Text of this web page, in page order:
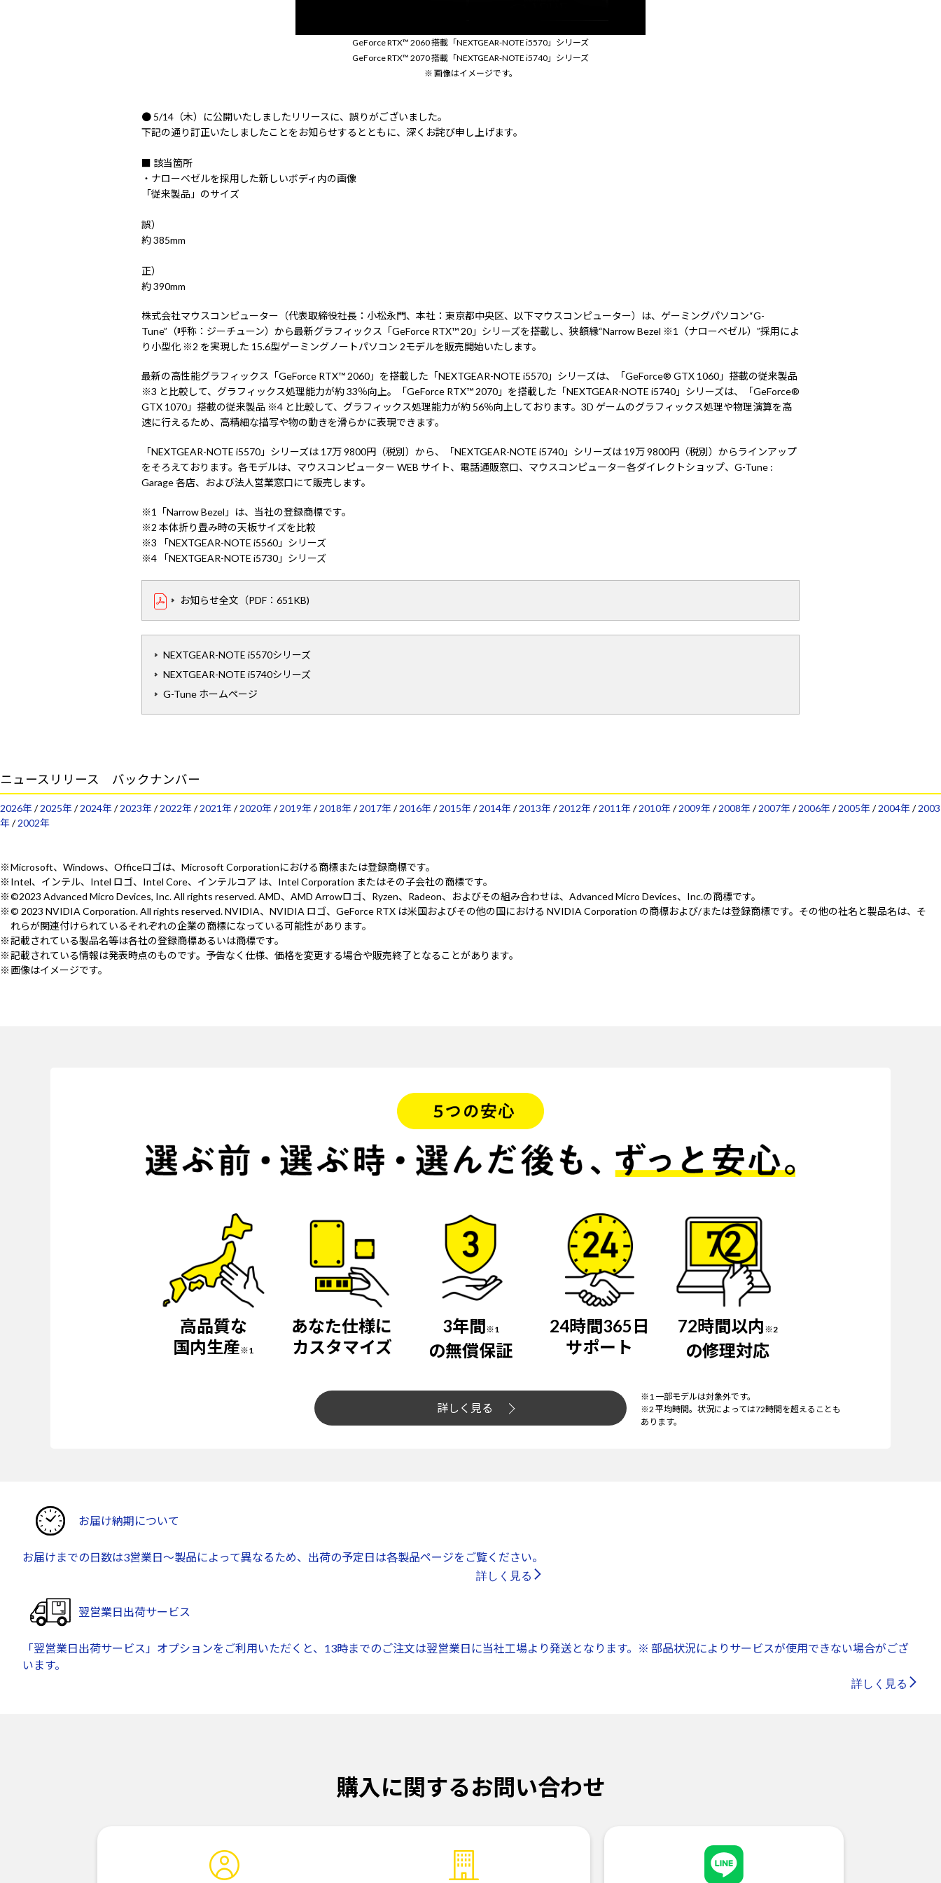
GeForce RTX™ 2060 搭載「NEXTGEAR-NOTE i5570」シリーズ
GeForce RTX™ 2070 搭載「NEXTGEAR-NOTE i5740」シリーズ
※ 画像はイメージです。
● 5/14（木）に公開いたしましたリリースに、誤りがございました。
下記の通り訂正いたしましたことをお知らせするとともに、深くお詫び申し上げます。
■ 該当箇所
・ナローベゼルを採用した新しいボディ内の画像
「従来製品」のサイズ
誤）
約 385mm
正）
約 390mm
株式会社マウスコンピューター（代表取締役社長：小松永門、本社：東京都中央区、以下マウスコンピューター）は、ゲーミングパソコン“G-
Tune”（呼称：ジーチューン）から最新グラフィックス「GeForce RTX™ 20」シリーズを搭載し、狭額縁“Narrow Bezel ※1（ナローベゼル）”採用によ
り小型化 ※2 を実現した 15.6型ゲーミングノートパソコン 2モデルを販売開始いたします。
最新の高性能グラフィックス「GeForce RTX™ 2060」を搭載した「NEXTGEAR-NOTE i5570」シリーズは、「GeForce® GTX 1060」搭載の従来製品
※3 と比較して、グラフィックス処理能力が約 33％向上。「GeForce RTX™ 2070」を搭載した「NEXTGEAR-NOTE i5740」シリーズは、「GeForce®
GTX 1070」搭載の従来製品 ※4 と比較して、グラフィックス処理能力が約 56％向上しております。3D ゲームのグラフィックス処理や物理演算を高
速に行えるため、高精細な描写や物の動きを滑らかに表現できます。
「NEXTGEAR-NOTE i5570」シリーズは 17万 9800円（税別）から、「NEXTGEAR-NOTE i5740」シリーズは 19万 9800円（税別）からラインアップ
をそろえております。各モデルは、マウスコンピューター WEB サイト、電話通販窓口、マウスコンピューター各ダイレクトショップ、G-Tune :
Garage 各店、および法人営業窓口にて販売します。
※1「Narrow Bezel」は、当社の登録商標です。
※2 本体折り畳み時の天板サイズを比較
※3 「NEXTGEAR-NOTE i5560」シリーズ
※4 「NEXTGEAR-NOTE i5730」シリーズ
お知らせ全文（PDF：651KB)
NEXTGEAR-NOTE i5570シリーズ
NEXTGEAR-NOTE i5740シリーズ
G-Tune ホームページ
ニュースリリース バックナンバー
2026年/2025年/2024年/2023年/2022年/2021年/2020年/2019年/2018年/2017年/2016年/2015年/2014年/2013年/2012年/2011年/2010年/2009年/2008年/2007年/2006年/2005年/2004年/2003
年/2002年
Microsoft、Windows、Officeロゴは、Microsoft Corporationにおける商標または登録商標です。
Intel、インテル、Intel ロゴ、Intel Core、インテルコア は、Intel Corporation またはその子会社の商標です。
©2023 Advanced Micro Devices, Inc. All rights reserved. AMD、AMD Arrowロゴ、Ryzen、Radeon、およびその組み合わせは、Advanced Micro Devices、Inc.の商標です。
© 2023 NVIDIA Corporation. All rights reserved. NVIDIA、NVIDIA ロゴ、GeForce RTX は米国およびその他の国における NVIDIA Corporation の商標および/または登録商標です。その他の社名と製品名は、そ
れらが関連付けられているそれぞれの企業の商標になっている可能性があります。
記載されている製品名等は各社の登録商標あるいは商標です。
記載されている情報は発表時点のものです。予告なく仕様、価格を変更する場合や販売終了となることがあります。
画像はイメージです。
高品質な
国内生産※1
あなた仕様に
カスタマイズ
3年間※1
の無償保証
24時間365日
サポート
72時間以内 ※2
の修理対応
詳しく見る
※1 一部モデルは対象外です。
※2 平均時間。状況によっては72時間を超えることも
あります。
お届け納期について
お届けまでの日数は3営業日～製品によって異なるため、出荷の予定日は各製品ページをご覧ください。
詳しく見る
翌営業日出荷サービス
「翌営業日出荷サービス」オプションをご利用いただくと、13時までのご注文は翌営業日に当社工場より発送となります。※ 部品状況によりサービスが使用できない場合がござ
います。
詳しく見る
購入に関するお問い合わせ